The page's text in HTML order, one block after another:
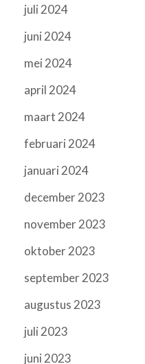
juli 2024
juni 2024
mei 2024
april 2024
maart 2024
februari 2024
januari 2024
december 2023
november 2023
oktober 2023
september 2023
augustus 2023
juli 2023
juni 2023